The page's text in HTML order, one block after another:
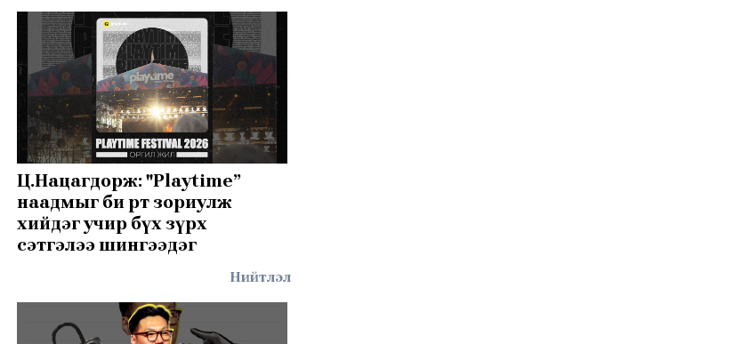
Ц.Нацагдорж: "Playtime”
наадмыг би өөртөө зориулж
хийдэг учир бүх зүрх
сэтгэлээ шингээдэг
Нийтлэл